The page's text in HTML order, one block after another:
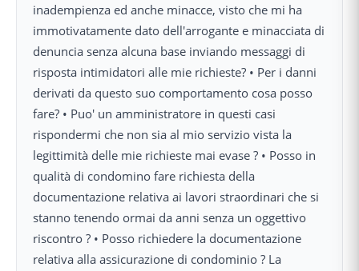
inadempienza ed anche minacce, visto che mi ha
immotivatamente dato dell'arrogante e minacciata di
denuncia senza alcuna base inviando messaggi di
risposta intimidatori alle mie richieste? • Per i danni
derivati da questo suo comportamento cosa posso
fare? • Puo' un amministratore in questi casi
rispondermi che non sia al mio servizio vista la
legittimità delle mie richieste mai evase ? • Posso in
qualità di condomino fare richiesta della
documentazione relativa ai lavori straordinari che si
stanno tenendo ormai da anni senza un oggettivo
riscontro ? • Posso richiedere la documentazione
relativa alla assicurazione di condominio ? La